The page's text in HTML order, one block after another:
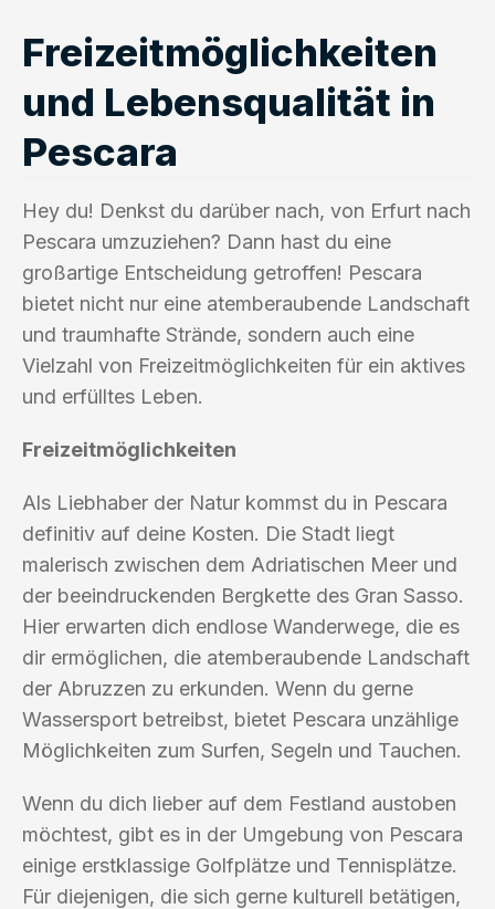
Freizeitmöglichkeiten
und Lebensqualität in
Pescara
Hey du! Denkst du darüber nach, von Erfurt nach
Pescara umzuziehen? Dann hast du eine
großartige Entscheidung getroffen! Pescara
bietet nicht nur eine atemberaubende Landschaft
und traumhafte Strände, sondern auch eine
Vielzahl von Freizeitmöglichkeiten für ein aktives
und erfülltes Leben.
Freizeitmöglichkeiten
Als Liebhaber der Natur kommst du in Pescara
definitiv auf deine Kosten. Die Stadt liegt
malerisch zwischen dem Adriatischen Meer und
der beeindruckenden Bergkette des Gran Sasso.
Hier erwarten dich endlose Wanderwege, die es
dir ermöglichen, die atemberaubende Landschaft
der Abruzzen zu erkunden. Wenn du gerne
Wassersport betreibst, bietet Pescara unzählige
Möglichkeiten zum Surfen, Segeln und Tauchen.
Wenn du dich lieber auf dem Festland austoben
möchtest, gibt es in der Umgebung von Pescara
einige erstklassige Golfplätze und Tennisplätze.
Für diejenigen, die sich gerne kulturell betätigen,